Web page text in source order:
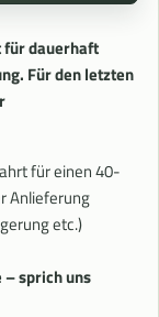
für dauerhaft
Für den letzten
für einen 40-
Anlieferung
etc.)
sprich uns